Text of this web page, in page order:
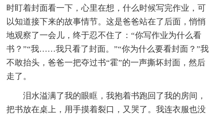
时盯着封面看一下，心里在想，什么时候写完作业，可
以知道接下来的故事情节。这是爸爸站在了后面，悄悄
地观察了一会儿，终于忍不住了：“你写作业为什么看
书？”“我……我只看了封面。”“你为什么要看封面？”我
不敢抬头，爸爸一把夺过书“霍”的一声撕坏封面，然后
走了。
泪水溢满了我的眼眶，我抱着书跑回了我的房间，
把书放在桌上，用手摸着裂口，又哭了。我连衣服也没